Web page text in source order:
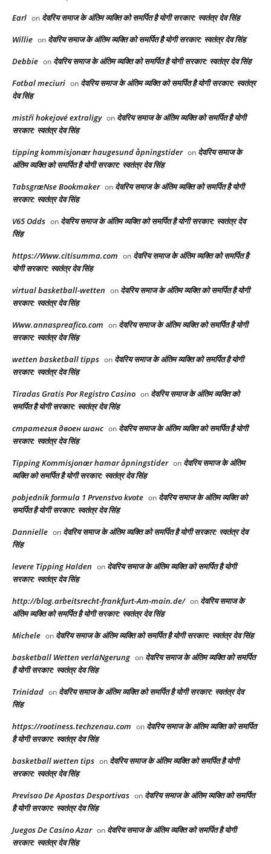
Earl on देवरिय समाज के अंतिम व्यक्ति को समर्पित है योगी सरकार: स्वतंत्र देव सिंह
Willie on देवरिय समाज के अंतिम व्यक्ति को समर्पित है योगी सरकार: स्वतंत्र देव सिंह
Debbie on देवरिय समाज के अंतिम व्यक्ति को समर्पित है योगी सरकार: स्वतंत्र देव सिंह
Fotbal meciuri on देवरिय समाज के अंतिम व्यक्ति को समर्पित है योगी सरकार: स्वतंत्र
देव सिंह
mistři hokejové extraligy on देवरिय समाज के अंतिम व्यक्ति को समर्पित है योगी
सरकार: स्वतंत्र देव सिंह
tipping kommisjonær haugesund åpningstider on देवरिय समाज के
अंतिम व्यक्ति को समर्पित है योगी सरकार: स्वतंत्र देव सिंह
TabsgræNse Bookmaker on देवरिय समाज के अंतिम व्यक्ति को समर्पित है योगी
सरकार: स्वतंत्र देव सिंह
V65 Odds on देवरिय समाज के अंतिम व्यक्ति को समर्पित है योगी सरकार: स्वतंत्र देव
सिंह
https://Www.citisumma.com on देवरिय समाज के अंतिम व्यक्ति को समर्पित है
योगी सरकार: स्वतंत्र देव सिंह
virtual basketball-wetten on देवरिय समाज के अंतिम व्यक्ति को समर्पित है योगी
सरकार: स्वतंत्र देव सिंह
Www.annaspreafico.com on देवरिय समाज के अंतिम व्यक्ति को समर्पित है योगी
सरकार: स्वतंत्र देव सिंह
wetten basketball tipps on देवरिय समाज के अंतिम व्यक्ति को समर्पित है योगी
सरकार: स्वतंत्र देव सिंह
Tiradas Gratis Por Registro Casino on देवरिय समाज के अंतिम व्यक्ति को
समर्पित है योगी सरकार: स्वतंत्र देव सिंह
стратегия двоен шанс on देवरिय समाज के अंतिम व्यक्ति को समर्पित है योगी
सरकार: स्वतंत्र देव सिंह
Tipping Kommisjonær hamar åpningstider on देवरिय समाज के अंतिम
व्यक्ति को समर्पित है योगी सरकार: स्वतंत्र देव सिंह
pobjednik formula 1 Prvenstvo kvote on देवरिय समाज के अंतिम व्यक्ति को
समर्पित है योगी सरकार: स्वतंत्र देव सिंह
Dannielle on देवरिय समाज के अंतिम व्यक्ति को समर्पित है योगी सरकार: स्वतंत्र देव
सिंह
levere Tipping Halden on देवरिय समाज के अंतिम व्यक्ति को समर्पित है योगी
सरकार: स्वतंत्र देव सिंह
http://blog.arbeitsrecht-frankfurt-Am-main.de/ on देवरिय समाज के
अंतिम व्यक्ति को समर्पित है योगी सरकार: स्वतंत्र देव सिंह
Michele on देवरिय समाज के अंतिम व्यक्ति को समर्पित है योगी सरकार: स्वतंत्र देव सिंह
basketball Wetten verläNgerung on देवरिय समाज के अंतिम व्यक्ति को समर्पित
है योगी सरकार: स्वतंत्र देव सिंह
Trinidad on देवरिय समाज के अंतिम व्यक्ति को समर्पित है योगी सरकार: स्वतंत्र देव
सिंह
https://rootiness.techzenau.com on देवरिय समाज के अंतिम व्यक्ति को समर्पित
है योगी सरकार: स्वतंत्र देव सिंह
basketball wetten tips on देवरिय समाज के अंतिम व्यक्ति को समर्पित है योगी
सरकार: स्वतंत्र देव सिंह
Previsao De Apostas Desportivas on देवरिय समाज के अंतिम व्यक्ति को समर्पित
है योगी सरकार: स्वतंत्र देव सिंह
Juegos De Casino Azar on देवरिय समाज के अंतिम व्यक्ति को समर्पित है योगी
सरकार: स्वतंत्र देव सिंह